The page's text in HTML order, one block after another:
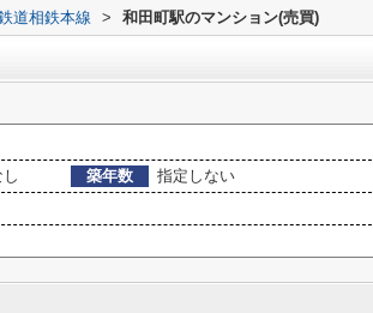
道相鉄本線 > 和田町駅のマンション(売買)
築年数
指定しない